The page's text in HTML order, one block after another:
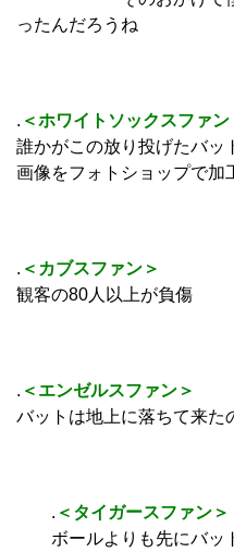
ったんだろうね
. ＜ホワイトソックスファン
誰かがこの放り投げたバッ
画像をフォトショップで加
. ＜カブスファン＞
観客の80人以上が負傷
. ＜エンゼルスファン＞
バットは地上に落ちて来た
. ＜タイガースファン＞
ボールよりも先にバッ